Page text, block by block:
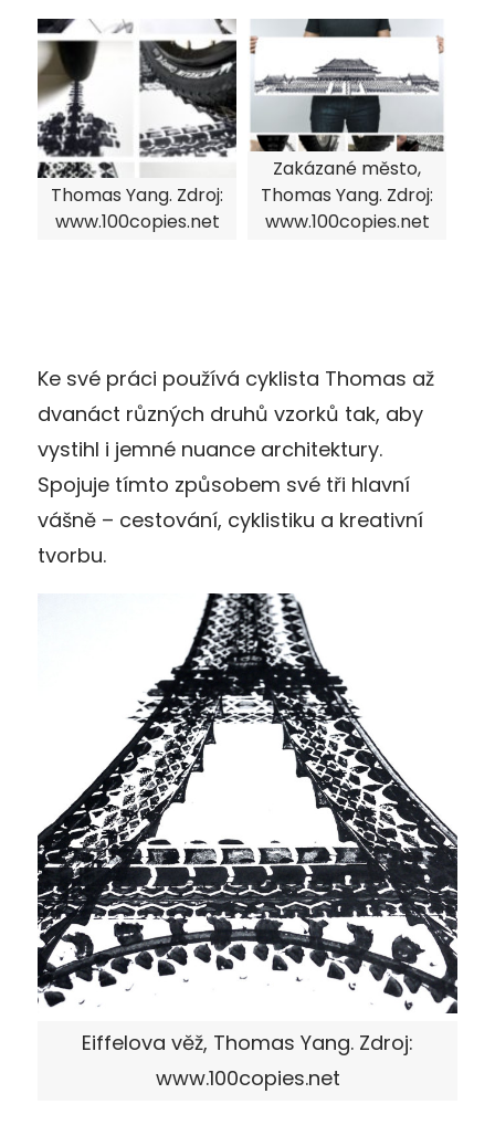
Thomas Yang. Zdroj:
www.100copies.net
Zakázané město,
Thomas Yang. Zdroj:
www.100copies.net
Ke své práci používá cyklista Thomas až
dvanáct různých druhů vzorků tak, aby
vystihl i jemné nuance architektury.
Spojuje tímto způsobem své tři hlavní
vášně – cestování, cyklistiku a kreativní
tvorbu.
Eiffelova věž, Thomas Yang. Zdroj:
www.100copies.net